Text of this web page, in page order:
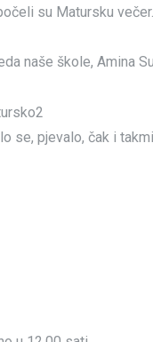
su Matursku večer.
naše škole, Amina
se, pjevalo, čak i